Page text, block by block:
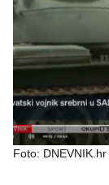
Foto: DNEVNIK.hr